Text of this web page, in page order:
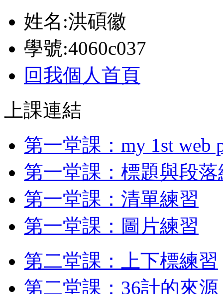
姓名:洪碩徽
學號:4060c037
回我個人首頁
上課連結
第一堂課：my 1st web
第一堂課：標題與段落
第一堂課：清單練習
第一堂課：圖片練習
第二堂課：上下標練習
第二堂課：36計的來